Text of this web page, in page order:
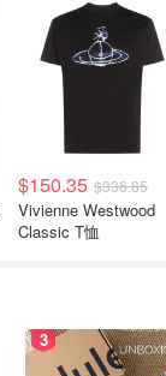
$150.35 $336.85
Vivienne Westwood
Classic T恤
3